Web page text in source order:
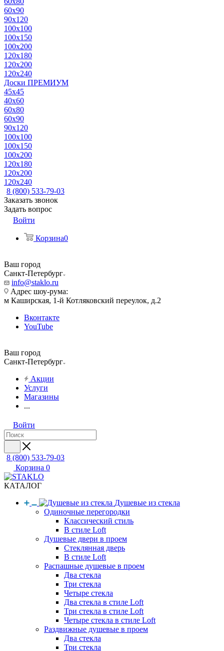
60x90
90x120
100x100
100x150
100x200
120x180
120x200
120x240
Доски ПРЕМИУМ
45x45
40x60
60x80
60x90
90x120
100x100
100x150
100x200
120x180
120x200
120x240
8 (800) 533-79-03
Заказать звонок
Задать вопрос
Войти
Корзина0
Ваш город
Санкт-Петербург
info@staklo.ru
Адрес шоу-рума:
м Каширская, 1-й Котляковский переулок, д.2
Вконтакте
YouTube
Ваш город
Санкт-Петербург
Акции
Услуги
Магазины
...
Войти
8 (800) 533-79-03
Корзина 0
КАТАЛОГ
Душевые из стекла
Одиночные перегородки
Классический стиль
В стиле Loft
Душевые двери в проем
Стеклянная дверь
В стиле Loft
Распашные душевые в проем
Два стекла
Три стекла
Четыре стекла
Два стекла в стиле Loft
Три стекла в стиле Loft
Четыре стекла в стиле Loft
Раздвижные душевые в проем
Два стекла
Три стекла